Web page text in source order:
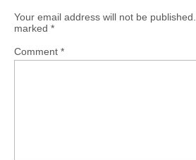
Your email address will not be published.
marked *
Comment *